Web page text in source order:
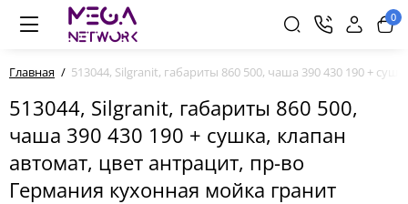
0
Главная 513044, Silgranit, габариты 860 500, чаша 390 430 190 +
513044, Silgranit, габариты 860 500,
чаша 390 430 190 + сушка, клапан
автомат, цвет антрацит, пр-во
Германия кухонная мойка гранит